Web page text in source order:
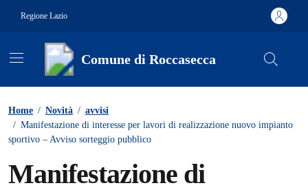
Regione Lazio
Comune di Roccasecca
Home / Novità / avvisi
/ Manifestazione di interesse per lavori di realizzazione nuovo impianto
sportivo – Avviso sorteggio pubblico
Manifestazione di